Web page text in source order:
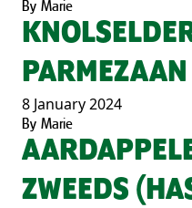
By Marie
PARMEZAAN
8 January 2024
By Marie
ZWEEDS